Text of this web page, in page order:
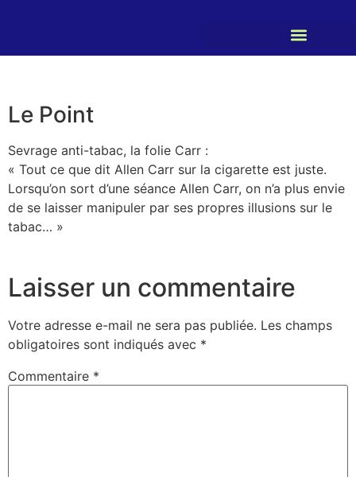
Le Point
Sevrage anti-tabac, la folie Carr :
« Tout ce que dit Allen Carr sur la cigarette est juste.
Lorsqu’on sort d’une séance Allen Carr, on n’a plus envie
de se laisser manipuler par ses propres illusions sur le
tabac… »
Laisser un commentaire
Votre adresse e-mail ne sera pas publiée. Les champs
obligatoires sont indiqués avec *
Commentaire *